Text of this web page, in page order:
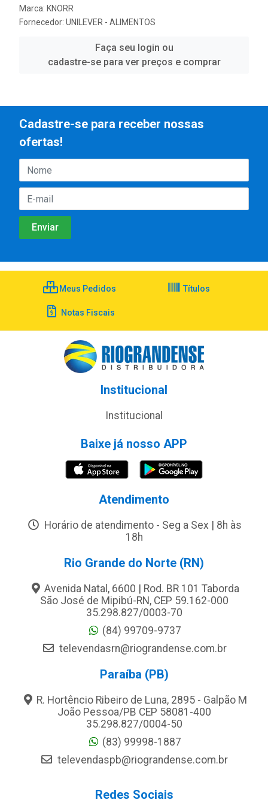
Marca: KNORR
Fornecedor: UNILEVER - ALIMENTOS
Faça seu login ou
cadastre-se para ver preços e comprar
Cadastre-se para receber nossas
ofertas!
Meus Pedidos Títulos
Notas Fiscais
Institucional
Institucional
Baixe já nosso APP
Atendimento
Horário de atendimento - Seg a Sex | 8h às
18h
Rio Grande do Norte (RN)
Avenida Natal, 6600 | Rod. BR 101 Taborda
São José de Mipibú-RN, CEP 59.162-000
35.298.827/0003-70
(84) 99709-9737
televendasrn@riograndense.com.br
Paraíba (PB)
R. Hortêncio Ribeiro de Luna, 2895 - Galpão M
João Pessoa/PB CEP 58081-400
35.298.827/0004-50
(83) 99998-1887
televendaspb@riograndense.com.br
Redes Sociais